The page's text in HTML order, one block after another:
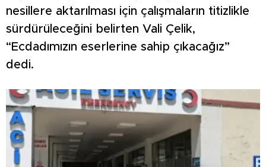
nesillere aktarılması için çalışmaların titizlikle
sürdürüleceğini belirten Vali Çelik,
“Ecdadımızın eserlerine sahip çıkacağız”
dedi.